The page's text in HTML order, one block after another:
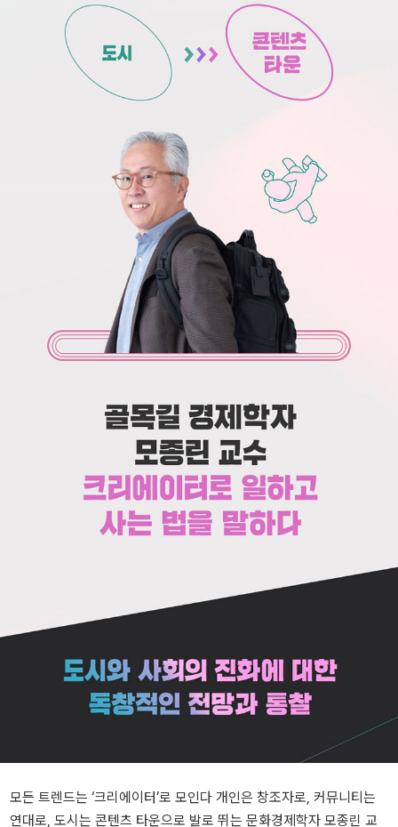
모든 트렌드는 ‘크리에이터’로 모인다 개인은 창조자로, 커뮤니티는
연대로, 도시는 콘텐츠 타운으로 발로 뛰는 문화경제학자 모종린 교